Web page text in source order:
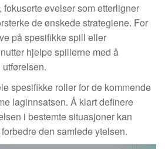
øvelser som etterligner
de ønskede strategiene. For
på spesifikke spill eller
hjelpe spillerne med å
spesifikke roller for de kommende
laginnsatsen. Å klart definere
i bestemte situasjoner kan
den samlede ytelsen.